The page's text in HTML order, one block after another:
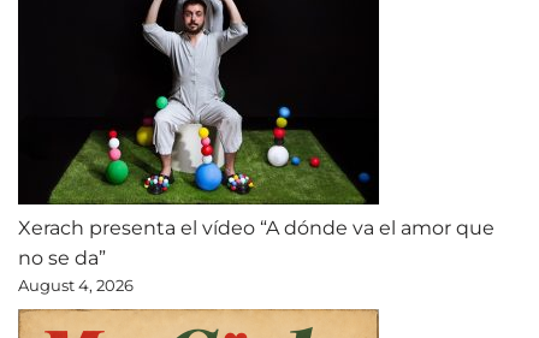
Xerach presenta el vídeo “A dónde va el amor que
no se da”
August 4, 2026